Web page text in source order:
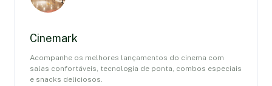
Cinemark
Acompanhe os melhores lançamentos do cinema com
salas confortáveis, tecnologia de ponta, combos especiais
e snacks deliciosos.